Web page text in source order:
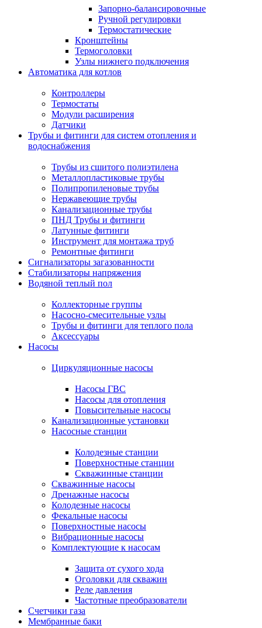
Запорно-балансировочные
Ручной регулировки
Термостатические
Кронштейны
Термоголовки
Узлы нижнего подключения
Автоматика для котлов
Контроллеры
Термостаты
Модули расширения
Датчики
Трубы и фитинги для систем отопления и
водоснабжения
Трубы из сшитого полиэтилена
Металлопластиковые трубы
Полипропиленовые трубы
Нержавеющие трубы
Канализационные трубы
ПНД Трубы и фитинги
Латунные фитинги
Инструмент для монтажа труб
Ремонтные фитинги
Сигнализаторы загазованности
Стабилизаторы напряжения
Водяной теплый пол
Коллекторные группы
Насосно-смесительные узлы
Трубы и фитинги для теплого пола
Аксессуары
Насосы
Циркуляционные насосы
Насосы ГВС
Насосы для отопления
Повысительные насосы
Канализационные установки
Насосные станции
Колодезные станции
Поверхностные станции
Скважинные станции
Скважинные насосы
Дренажные насосы
Колодезные насосы
Фекальные насосы
Поверхностные насосы
Вибрационные насосы
Комплектующие к насосам
Защита от сухого хода
Оголовки для скважин
Реле давления
Частотные преобразователи
Счетчики газа
Мембранные баки